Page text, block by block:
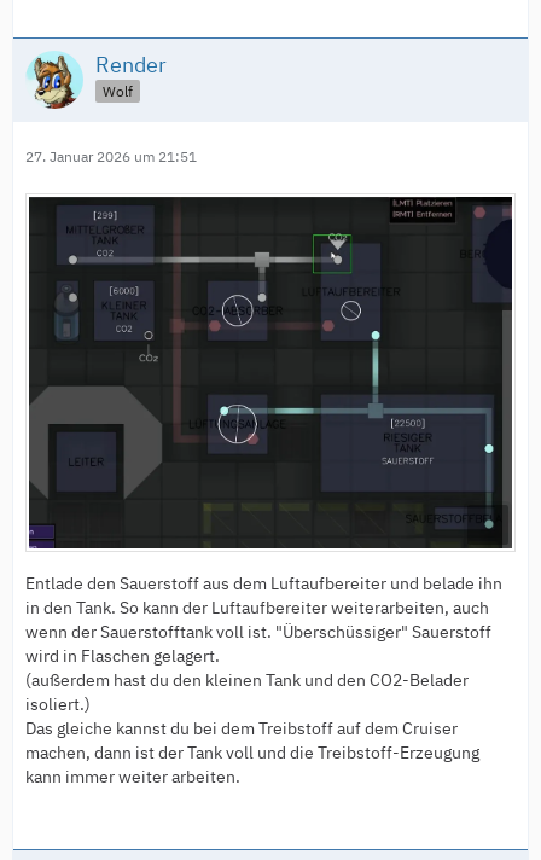
Render
Wolf
27. Januar 2026 um 21:51
Entlade den Sauerstoff aus dem Luftaufbereiter und belade ihn
in den Tank. So kann der Luftaufbereiter weiterarbeiten, auch
wenn der Sauerstofftank voll ist. "Überschüssiger" Sauerstoff
wird in Flaschen gelagert.
(außerdem hast du den kleinen Tank und den CO2-Belader
isoliert.)
Das gleiche kannst du bei dem Treibstoff auf dem Cruiser
machen, dann ist der Tank voll und die Treibstoff-Erzeugung
kann immer weiter arbeiten.